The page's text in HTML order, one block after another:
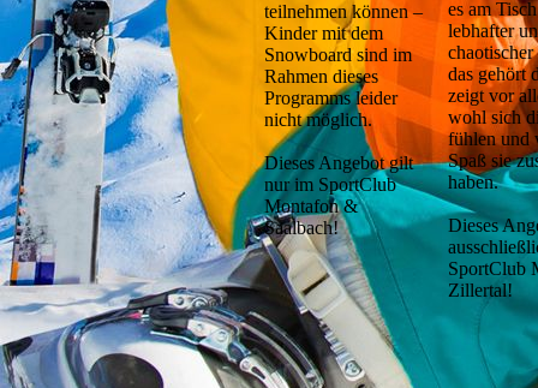
teilnehmen können –
Kinder mit dem
Snowboard sind im
Rahmen dieses
Programms leider
nicht möglich.
Dieses Angebot gilt
nur im SportClub
Montafon &
Saalbach!
es am
lebhafter
das gehört
zeigt vor
wohl sich
fühlen und
Spaß sie
haben.
Dieses
SportClub
Zillertal!